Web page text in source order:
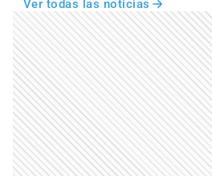
Ver todas las noticias